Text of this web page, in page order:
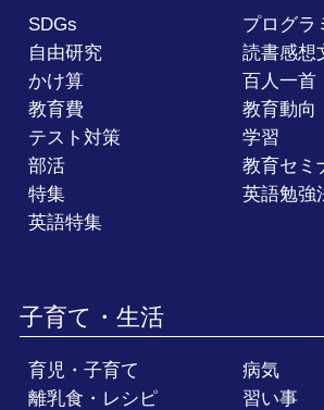
SDGs
プログラ
自由研究
読書感想
かけ算
百人一首
教育費
教育動向
テスト対策
学習
部活
教育セミ
特集
英語勉強
英語特集
子育て・生活
育児・子育て
病気
離乳食・レシピ
習い事